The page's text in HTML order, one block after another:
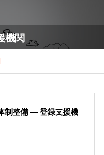
機関
制整備 ― 登録支援機